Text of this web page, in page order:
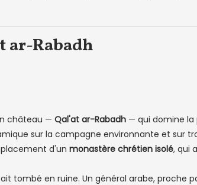
ar-Rabadh
château — Qal'at ar-Rabadh — qui domine la
sur la campagne environnante et sur
d'un monastère chrétien isolé, qui
tombé en ruine. Un général arabe, proche